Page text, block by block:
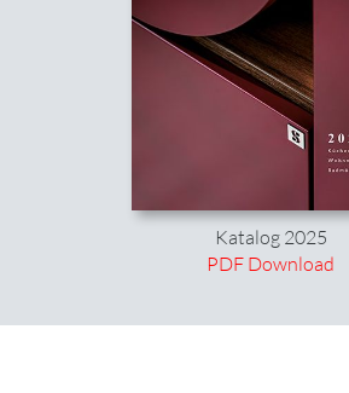
Katalog 2025
PDF Download